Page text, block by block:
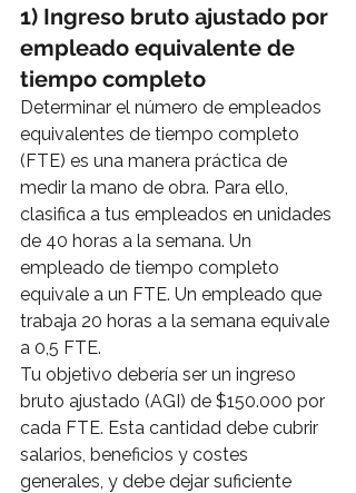
1) Ingreso bruto ajustado por
empleado equivalente de
tiempo completo
Determinar el número de empleados
equivalentes de tiempo completo
(FTE) es una manera práctica de
medir la mano de obra. Para ello,
clasifica a tus empleados en unidades
de 40 horas a la semana. Un
empleado de tiempo completo
equivale a un FTE. Un empleado que
trabaja 20 horas a la semana equivale
a 0,5 FTE.
Tu objetivo debería ser un ingreso
bruto ajustado (AGI) de $150.000 por
cada FTE. Esta cantidad debe cubrir
salarios, beneficios y costes
generales, y debe dejar suficiente